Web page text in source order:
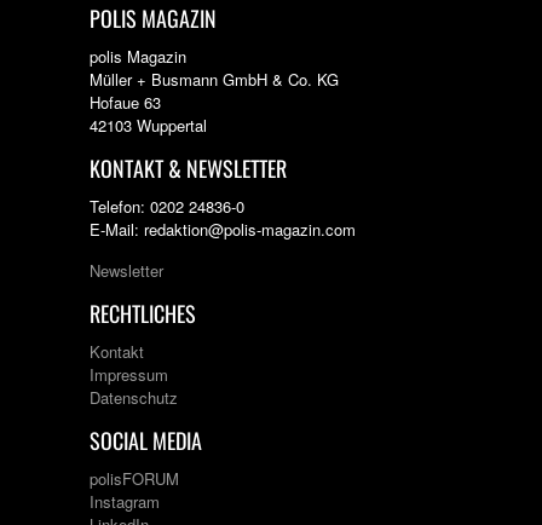
POLIS MAGAZIN
polis Magazin
Müller + Busmann GmbH & Co. KG
Hofaue 63
42103 Wuppertal
KONTAKT & NEWSLETTER
Telefon: 0202 24836-0
E-Mail: redaktion@polis-magazin.com
Newsletter
RECHTLICHES
Kontakt
Impressum
Datenschutz
SOCIAL MEDIA
polisFORUM
Instagram